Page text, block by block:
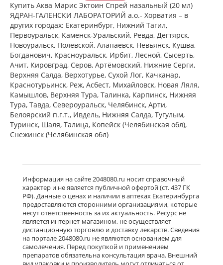
Купить Аква Марис Эктоин Спрей назальный (20 мл)
ЯДРАН-ГАЛЕНСКИ ЛАБОРАТОРИЙ а.о.- Хорватия – в
других городах: Екатеринбург, Нижний Тагил,
Первоуральск, Каменск-Уральский, Ревда, Дегтярск,
Новоуральск, Полевской, Алапаевск, Невьянск, Кушва,
Богданович, Красноуральск, Ирбит, Лесной, Сысерть,
Ачит, Кировград, Серов, Артёмовский, Нижние Cерги,
Верхняя Салда, Верхотурье, Сухой Лог, Качканар,
Краснотурьинск, Реж, Асбест, Михайловск, Новая Ляля,
Камышлов, Верхняя Тура, Талинка, Карпинск, Нижняя
Тура, Тавда, Североуральск, Челябинск, Арти,
Белоярский п.г.т., Ивдель, Нижняя Салда, Тугулым,
Туринск, Шаля, Талица, Копейск (Челябинская обл),
Снежинск (Челябинская обл)
Информация на сайте 2048080.ru носит справочный
характер и не является публичной офертой (ст. 437 ГК
РФ). Данные о ценах и наличии в аптеках Екатеринбурга
предоставляются сторонними организациями, которые
несут ответственность за их актуальность. Ресурс не
является интернет-магазином, не осуществляет
дистанционную торговлю и доставку лекарств. Сведения
на портале 2048080.ru не являются основанием для
самолечения. Перед покупкой и применением
препаратов обязательна консультация врача. Внешний